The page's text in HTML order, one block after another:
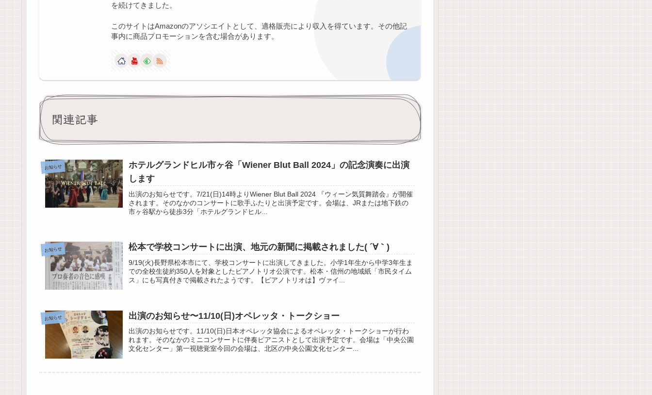
を続けてきました。
このサイトはAmazonのアソシエイトとして、適格販売により収入を得ています。その他記
事内に商品プロモーションを含む場合があります。
関連記事
お知らせ
ホテルグランドヒル市ヶ谷「Wiener Blut Ball 2024」の記念演奏に出演
します
出演のお知らせです。7/21(日)14時よりWiener Blut Ball 2024 『ウィーン気質舞踏会』が開催
されます。そのなかのコンサートに歌手ふたりと出演予定です。会場は、JRまたは地下鉄の
市ヶ谷駅から徒歩3分「ホテルグランドヒル...
お知らせ 松本で学校コンサートに出演、地元の新聞に掲載されました( ´∀｀)
9/19(火)長野県松本市にて、学校コンサートに出演してきました。小学1年生から中学3年生ま
での全校生徒約350人を対象としたピアノトリオ公演です。松本・信州の地域紙「市民タイム
ス」にも写真付きで掲載されたようです。【ピアノトリオは】ヴァイ...
お知らせ 出演のお知らせ〜11/10(日)オペレッタ・トークショー
出演のお知らせです。11/10(日)日本オペレッタ協会によるオペレッタ・トークショーが行わ
れます。そのなかのミニコンサートに伴奏ピアニストとして出演予定です。会場は「中央公園
文化センター」第一視聴覚室今回の会場は、北区の中央公園文化センター...